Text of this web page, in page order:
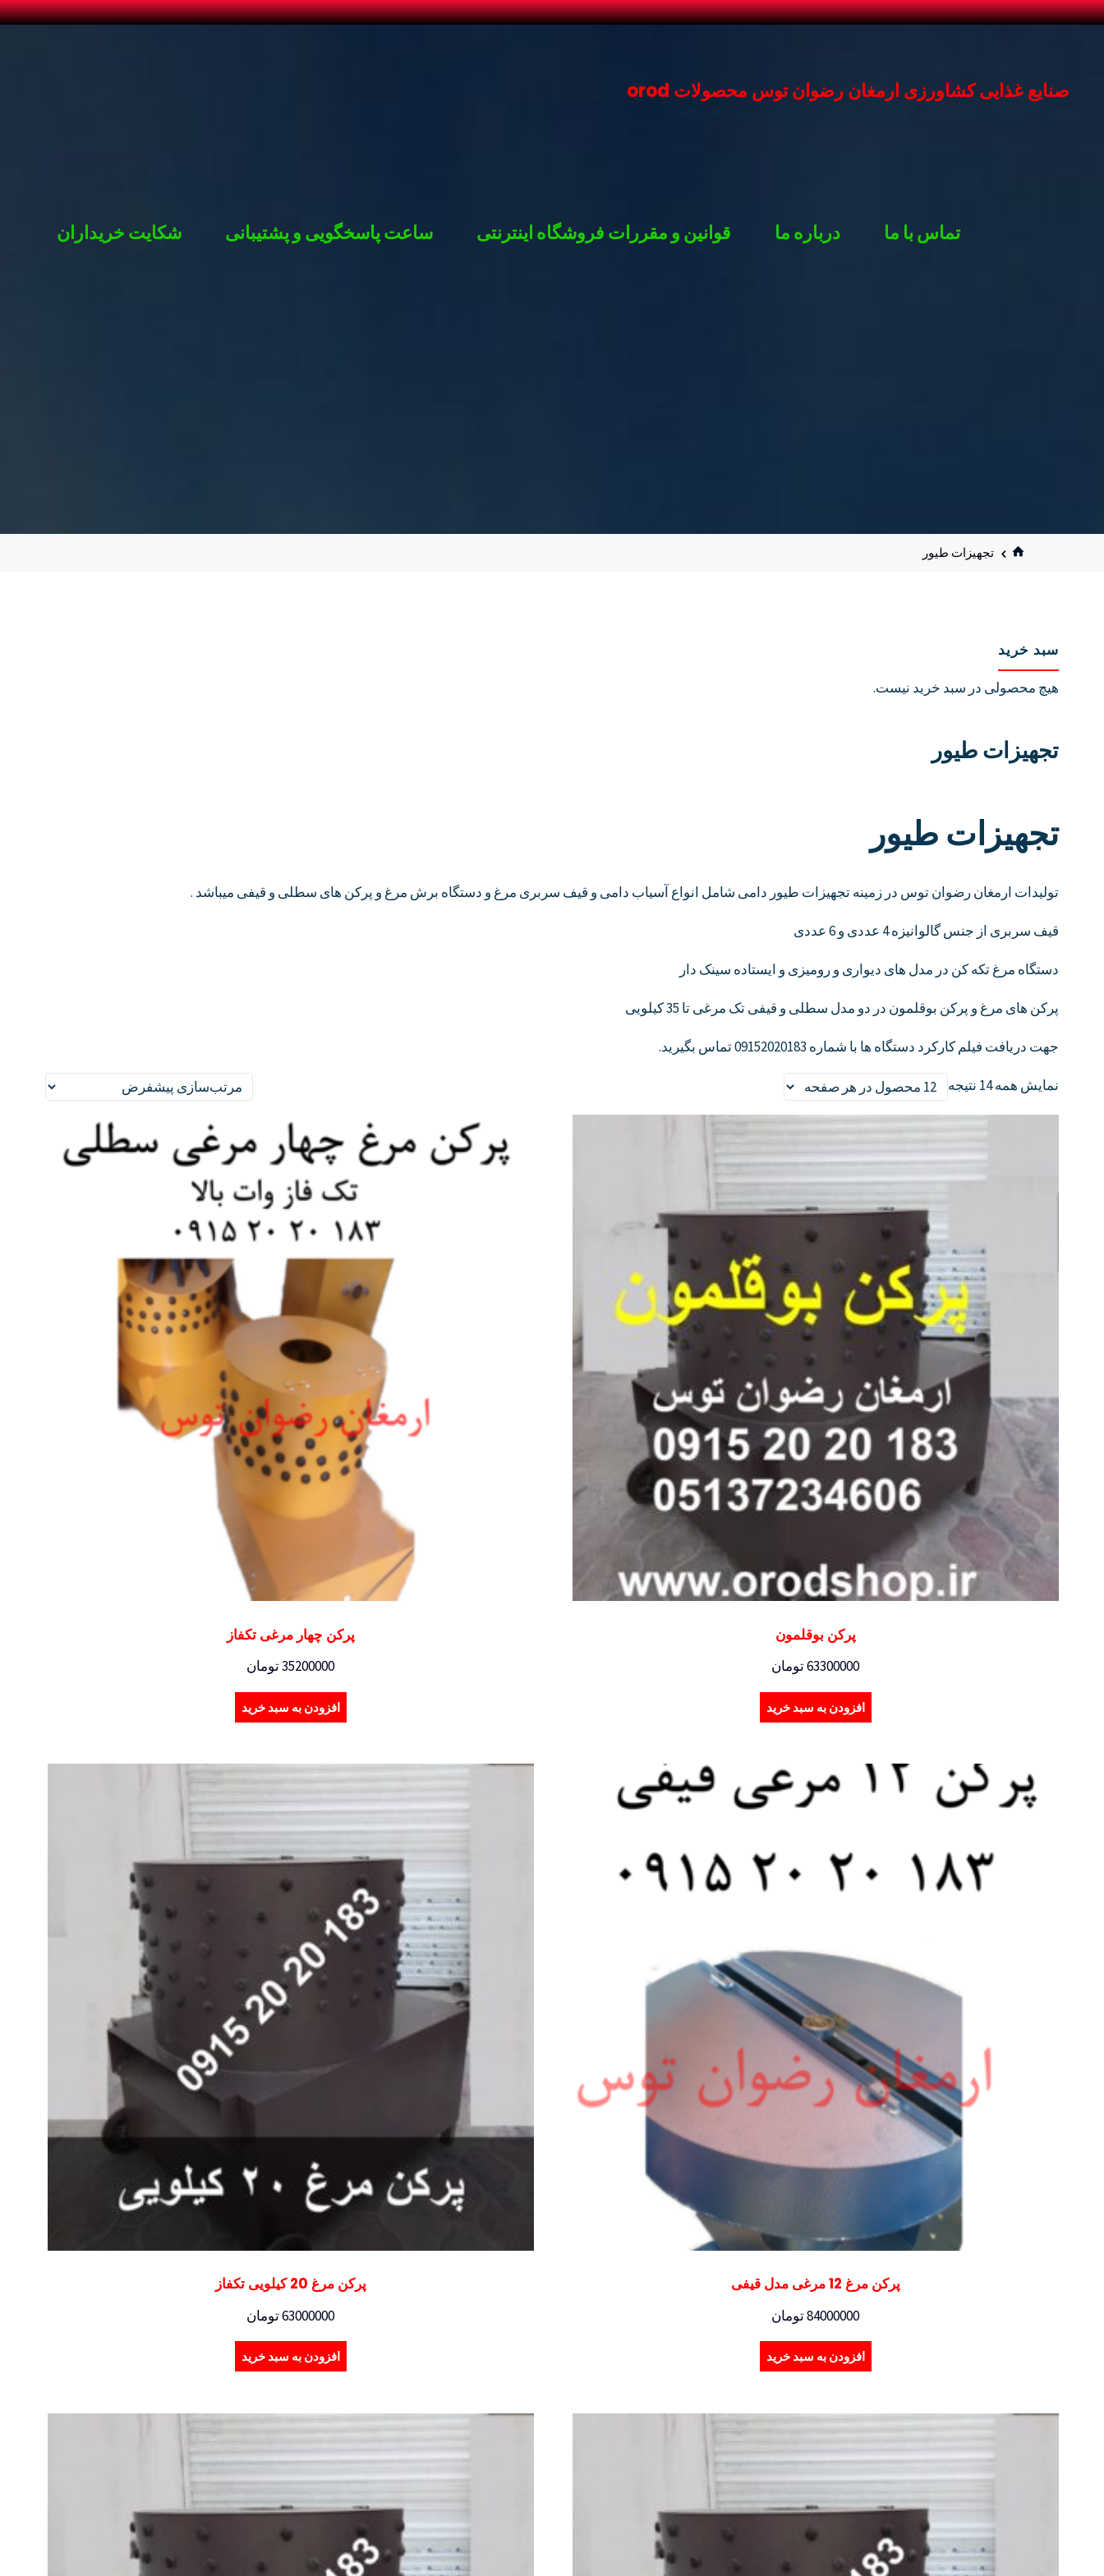
صنایع غذایی کشاورزی ارمغان رضوان توس محصولات orod
تماس با ما درباره ما قوانین و مقررات فروشگاه اینترنتی ساعت پاسخگویی و پشتیبانی شکایت خریداران
خانهتجهیزات طیور
سبد خرید
هیچ محصولی در سبد خرید نیست.
تجهیزات طیور
تجهیزات طیور
تولیدات ارمغان رضوان توس در زمینه تجهیزات طیور دامی شامل انواع آسیاب دامی و قیف سربری مرغ و دستگاه برش مرغ و پرکن های سطلی و قیفی میباشد .
قیف سربری از جنس گالوانیزه 4 عددی و 6 عددی
دستگاه مرغ تکه کن در مدل های دیواری و رومیزی و ایستاده سینک دار
پرکن های مرغ و پرکن بوقلمون در دو مدل سطلی و قیفی تک مرغی تا 35 کیلویی
جهت دریافت فیلم کارکرد دستگاه ها با شماره 09152020183 تماس بگیرید.
نمایش همه 14 نتیجه
پرکن بوقلمون
63300000تومان
افزودن به سبد خرید
پرکن چهار مرغی تکفاز
35200000تومان
افزودن به سبد خرید
پرکن مرغ 12 مرغی مدل قیفی
84000000تومان
افزودن به سبد خرید
پرکن مرغ 20 کیلویی تکفاز
63000000تومان
افزودن به سبد خرید